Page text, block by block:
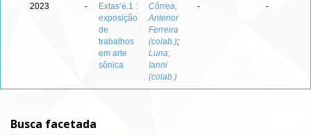
2023 -
Extas’e.1 :
exposição
de
trabalhos
em arte
sônica
Côrrea,
Antenor
Ferreira
(colab.);
Luna,
Ianni
(colab.)
- -
Busca facetada